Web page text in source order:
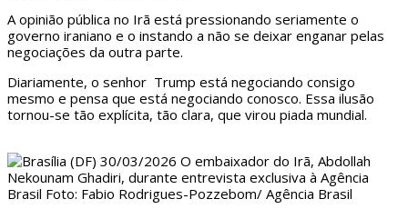
A opinião pública no Irã está pressionando seriamente o
governo iraniano e o instando a não se deixar enganar pelas
negociações da outra parte.
Diariamente, o senhor Trump está negociando consigo
mesmo e pensa que está negociando conosco. Essa ilusão
tornou-se tão explícita, tão clara, que virou piada mundial.